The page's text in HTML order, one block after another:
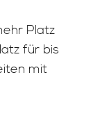
Platz
für bis
mit